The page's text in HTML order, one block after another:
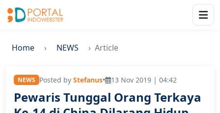
Home NEWS Article
NEWS Posted by Stefanus• 13 Nov 2019 | 04:42
Pewaris Tunggal Orang Terkaya